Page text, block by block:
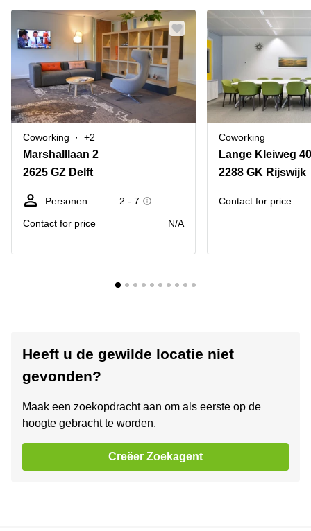
Coworking +2
Marshalllaan 2
2625 GZ Delft
Personen
2 - 7
Contact for price
N/A
Coworking
Lange Kleiweg 40
2288 GK Rijswijk
Contact for price
Heeft u de gewilde locatie niet
gevonden?
Maak een zoekopdracht aan om als eerste op de
hoogte gebracht te worden.
Creëer Zoekagent